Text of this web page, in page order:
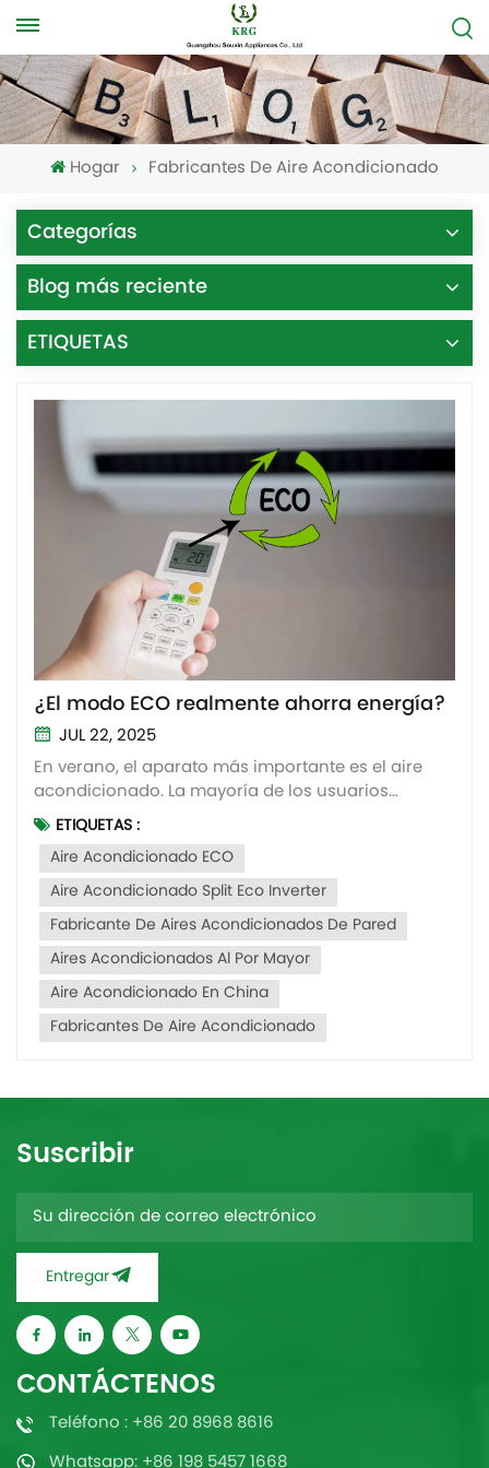
Hogar Fabricantes De Aire Acondicionado
Categorías
Blog más reciente
ETIQUETAS
¿El modo ECO realmente ahorra energía?
JUL 22, 2025
En verano, el aparato más importante es el aire
acondicionado. La mayoría de los usuarios
notarán el modo ECO en el control remoto. Es un...
aire acondicionado de ahorro de energía O
ecológico. Sin embargo, mucha gente duda de si
realmente ahorra energía o es solo un eslogan o
un truco publicitario....
ETIQUETAS :
Aire Acondicionado ECO
Aire Acondicionado Split Eco Inverter
Fabricante De Aires Acondicionados De Pared
Aires Acondicionados Al Por Mayor
Aire Acondicionado En China
Fabricantes De Aire Acondicionado
Suscribir
Entregar
CONTÁCTENOS
Teléfono : +86 20 8968 8616